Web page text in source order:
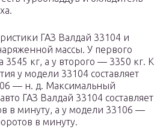
ГАЗ Валдай 33104 и
массы. У первого
3545 кг, а у второго — 3350 кг. К
у модели 33104 составляет
— н. д. Максимальный
ГАЗ Валдай 33104 составляет
в минуту, а у модели 33106 —
в минуту.